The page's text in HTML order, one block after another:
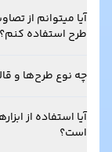
آیا میتوانم از
طرح استفاده کنم؟
چه نوع طرح‌ها و
آیا استفاده از
است؟